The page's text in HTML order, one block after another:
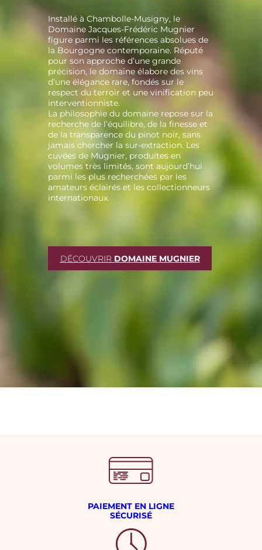
Installé à Chambolle-Musigny, le
Domaine Jacques-Frédéric Mugnier
figure parmi les références absolues de
la Bourgogne contemporaine. Réputé
pour son approche d’une grande
précision, le domaine élabore des vins
d’une élégance rare, fondés sur le
respect du terroir et une vinification peu
interventionniste.
La philosophie du domaine repose sur la
recherche de l’équilibre, de la finesse et
de la transparence du pinot noir, sans
jamais chercher la sur-extraction. Les
cuvées de Mugnier, produites en
volumes très limités, sont aujourd’hui
parmi les plus recherchées par les
amateurs éclairés et les collectionneurs
internationaux.
DÉCOUVRIR DOMAINE MUGNIER
PAIEMENT EN LIGNE
SÉCURISÉ